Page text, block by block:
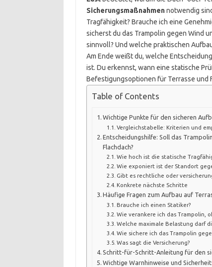
Sicherungsmaßnahmennotwendig
Tragfähigkeit? Brauche ich eine
sicherst du das Trampolin gegen Wind
sinnvoll? Und welche praktischen
Am Ende weißt du, welche
ist. Du erkennst, wann eine statische
Befestigungsoptionen für Terrasse und
Table of Contents
Wichtige Punkte für den sicheren
Vergleichstabelle: Kriterien und
Entscheidungshilfe: Soll das
Flachdach?
Wie hoch ist die statische
Wie exponiert ist der Standort
Gibt es rechtliche oder
Konkrete nächste Schritte
Häufige Fragen zum Aufbau auf
Brauche ich einen Statiker?
Wie verankere ich das Trampolin,
Welche maximale Belastung darf
Wie sichere ich das Trampolin
Was sagt die Versicherung?
Schritt-für-Schritt-Anleitung für den
Wichtige Warnhinweise und